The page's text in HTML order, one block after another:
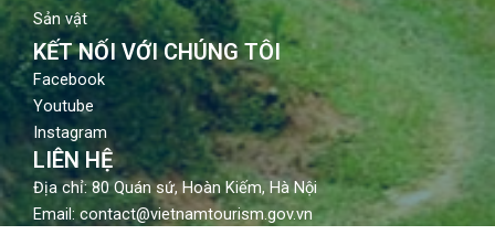
Sản vật
KẾT NỐI VỚI CHÚNG TÔI
Facebook
Youtube
Instagram
LIÊN HỆ
Địa chỉ: 80 Quán sứ, Hoàn Kiếm, Hà Nội
Email: contact@vietnamtourism.gov.vn